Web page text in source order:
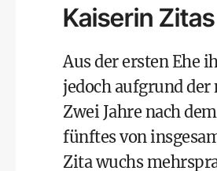
Kaiserin
Aus der ersten Ehe
jedoch aufgrund
Zwei Jahre nach
fünftes von
Zita wuchs